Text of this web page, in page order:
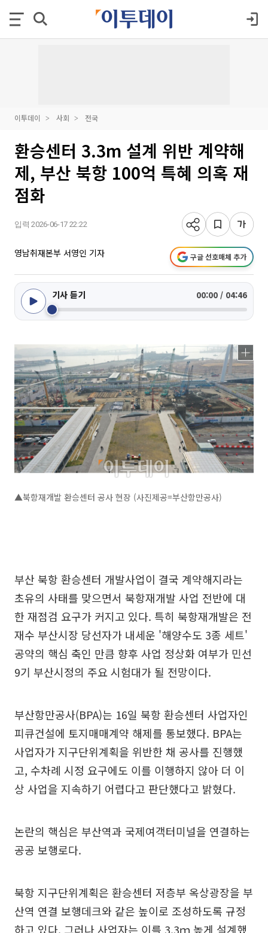
이투데이 사회 전국
환승센터 3.3m 설계 위반 계약해
제, 부산 북항 100억 특혜 의혹 재
점화
입력 2026-06-17 22:22
영남취재본부 서영인 기자 구글 선호매체 추가
기사 듣기 00:00 / 04:46
▲북항재개발 환승센터 공사 현장 (사진제공=부산항만공사)
부산 북항 환승센터 개발사업이 결국 계약해지라는
초유의 사태를 맞으면서 북항재개발 사업 전반에 대
한 재점검 요구가 커지고 있다. 특히 북항재개발은 전
재수 부산시장 당선자가 내세운 '해양수도 3종 세트'
공약의 핵심 축인 만큼 향후 사업 정상화 여부가 민선
9기 부산시정의 주요 시험대가 될 전망이다.
부산항만공사(BPA)는 16일 북항 환승센터 사업자인
피큐건설에 토지매매계약 해제를 통보했다. BPA는
사업자가 지구단위계획을 위반한 채 공사를 진행했
고, 수차례 시정 요구에도 이를 이행하지 않아 더 이
상 사업을 지속하기 어렵다고 판단했다고 밝혔다.
논란의 핵심은 부산역과 국제여객터미널을 연결하는
공공 보행로다.
북항 지구단위계획은 환승센터 저층부 옥상광장을 부
산역 연결 보행데크와 같은 높이로 조성하도록 규정
하고 있다. 그러나 사업자는 이를 3.3ｍ 높게 설계했